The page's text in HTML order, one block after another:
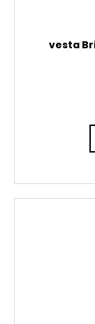
vesta